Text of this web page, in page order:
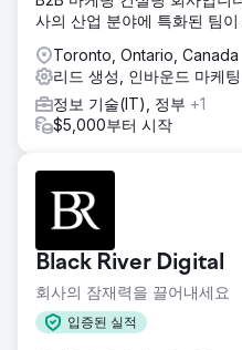
사의 산업 분야에 특화된 팀
Toronto, Ontario, Canada
리드 생성, 인바운드 마케팅
정보 기술(IT), 정부 +1
$5,000부터 시작
Black River Digital
회사의 잠재력을 끌어내세요
입증된 실적